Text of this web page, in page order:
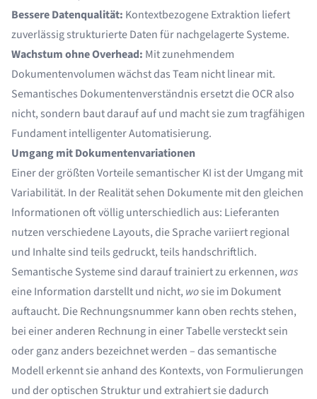
Bessere Datenqualität: Kontextbezogene Extraktion liefert
zuverlässig strukturierte Daten für nachgelagerte Systeme.
Wachstum ohne Overhead: Mit zunehmendem
Dokumentenvolumen wächst das Team nicht linear mit.
Semantisches Dokumentenverständnis ersetzt die OCR also
nicht, sondern baut darauf auf und macht sie zum tragfähigen
Fundament intelligenter Automatisierung.
Umgang mit Dokumentenvariationen
Einer der größten Vorteile semantischer KI ist der Umgang mit
Variabilität. In der Realität sehen Dokumente mit den gleichen
Informationen oft völlig unterschiedlich aus: Lieferanten
nutzen verschiedene Layouts, die Sprache variiert regional
und Inhalte sind teils gedruckt, teils handschriftlich.
Semantische Systeme sind darauf trainiert zu erkennen, was
eine Information darstellt und nicht, wosie im Dokument
auftaucht. Die Rechnungsnummer kann oben rechts stehen,
bei einer anderen Rechnung in einer Tabelle versteckt sein
oder ganz anders bezeichnet werden – das semantische
Modell erkennt sie anhand des Kontexts, von Formulierungen
und der optischen Struktur und extrahiert sie dadurch